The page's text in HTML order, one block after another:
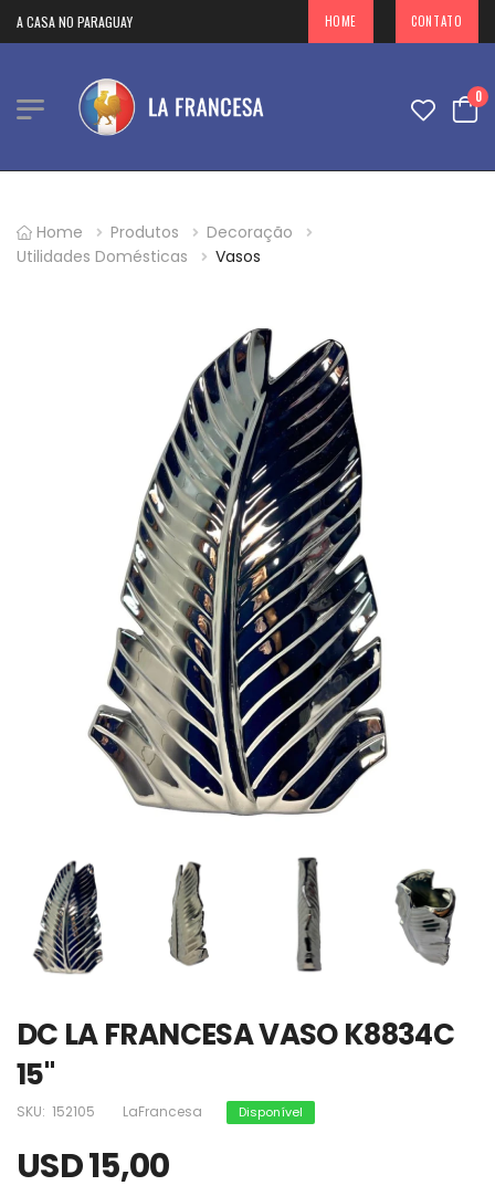
NO PARAGUAY HOME CONTATO
0
Home Produtos
Decoração
Utilidades Domésticas
Vasos
DC LA FRANCESA VASO K8834C
15"
SKU: 152105 LaFrancesa Disponível
USD 15,00